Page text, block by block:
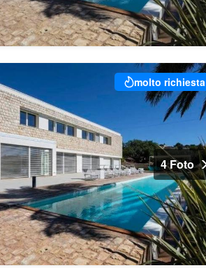
molto richiesta
4 Foto